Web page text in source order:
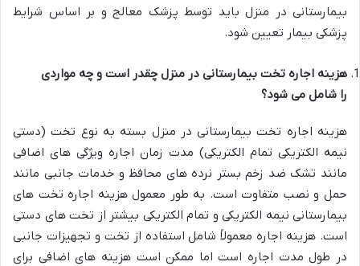
بیمارستانی در منزل باید توسط پزشک معالج و بر اساس شرایط
پزشکی بیمار تعیین شود.
هزینه اجاره تخت بیمارستانی در منزل چقدر است و چه مواردی
را شامل می شود؟
هزینه اجاره تخت بیمارستانی در منزل بسته به نوع تخت (دستی
نیمه الکتریکی تمام الکتریکی) مدت زمان اجاره ویژگی های اضافی
مانند تشک ضد زخم بستر نرده های محافظ و خدمات جانبی مانند
حمل و نصب متفاوت است. به طور معمول هزینه اجاره تخت های
بیمارستانی نیمه الکتریکی و تمام الکتریکی بیشتر از تخت های دستی
است. هزینه اجاره معمولاً شامل استفاده از تخت و تجهیزات جانبی
در طول مدت اجاره است اما ممکن است هزینه های اضافی برای